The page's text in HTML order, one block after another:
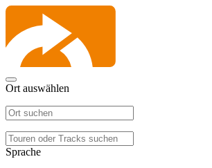
Ort auswählen
Sprache